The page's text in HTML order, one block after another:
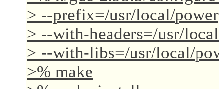
> --prefix=/usr/local/
> --with-headers=/usr/
> --with-libs=/usr/local/
>% make